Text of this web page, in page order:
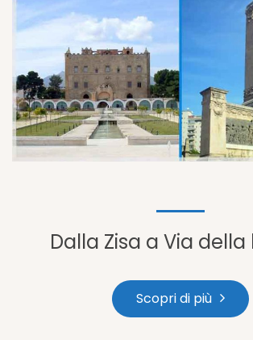
Dalla Zisa a Via
Scopri di più